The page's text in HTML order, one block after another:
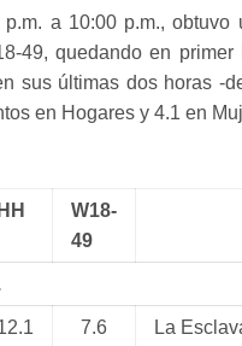
a 10:00 p.m.,
49, quedando en
sus últimas dos horas -
en Hogares y 4.1 en
HH
W18-
49
7.6 La